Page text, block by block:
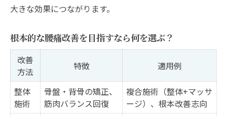
大きな効果につながります。
根本的な腰痛改善を目指すなら何を選ぶ？
改善
方法
特徴 適用例
整体
施術
骨盤・背骨の矯正、
筋肉バランス回復
複合施術（整体+マッサ
ージ）、根本改善志向